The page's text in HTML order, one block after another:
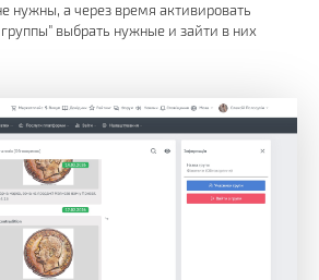
нужны, а через время активировать
выбрать нужные и зайти в них